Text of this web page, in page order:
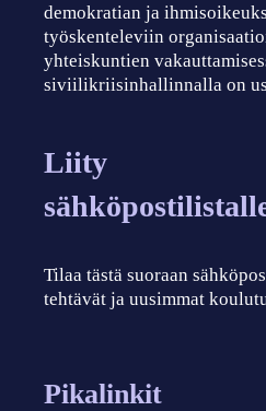
demokratian ja
työskenteleviin
yhteiskuntien
siviilikriisinhallinnalla on
Liity
Tilaa tästä suoraan
tehtävät ja uusimmat
Pikalinkit